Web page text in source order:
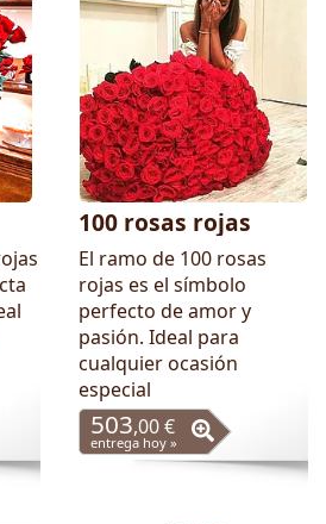
100 rosas rojas
El ramo de 100 rosas
rojas es el símbolo
perfecto de amor y
pasión. Ideal para
cualquier ocasión
especial
503,00 €
entrega hoy »